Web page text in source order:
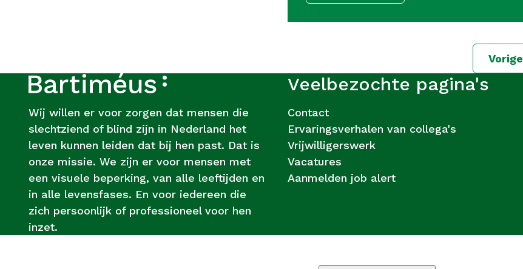
Vorige
Footer
Over
Bartiméus
Wij willen er voor zorgen dat mensen die
slechtziend of blind zijn in Nederland het
leven kunnen leiden dat bij hen past. Dat is
onze missie. We zijn er voor mensen met
een visuele beperking, van alle leeftijden en
in alle levensfases. En voor iedereen die
zich persoonlijk of professioneel voor hen
inzet.
Veelbezochte pagina's
Contact
Ervaringsverhalen van collega's
Vrijwilligerswerk
Vacatures
Aanmelden job alert